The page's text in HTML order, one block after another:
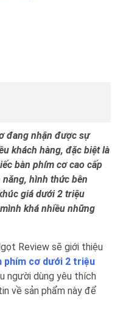
đang nhận được sự
khách hàng, đặc biệt là
bàn phím cơ cao cấp
hình thức bên
giá dưới 2 triệu
khá nhiều những
Review sẽ giới thiệu
phím cơ dưới 2 triệu
người dùng yêu thích
về sản phẩm này để